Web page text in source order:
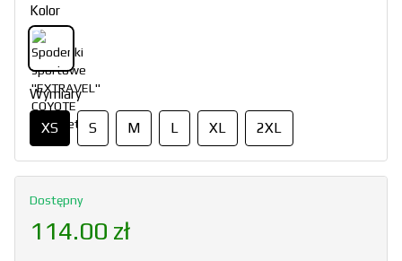
Kolor
Wymiary
XS S M L XL 2XL
Dostępny
114.00 zł